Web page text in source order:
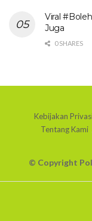
Viral
Juga
0 SHARES
Kebijakan
Tentang Kami
© Copyright